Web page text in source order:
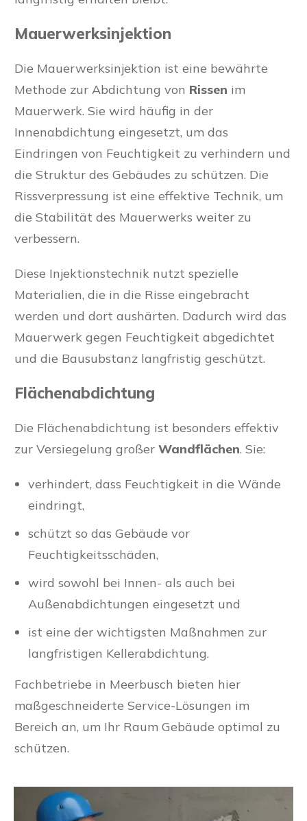
Mauerwerksinjektion
Die Mauerwerksinjektion ist eine bewährte
Methode zur Abdichtung von Rissen im
Mauerwerk. Sie wird häufig in der
Innenabdichtung eingesetzt, um das
Eindringen von Feuchtigkeit zu verhindern und
die Struktur des Gebäudes zu schützen. Die
Rissverpressung ist eine effektive Technik, um
die Stabilität des Mauerwerks weiter zu
verbessern.
Diese Injektionstechnik nutzt spezielle
Materialien, die in die Risse eingebracht
werden und dort aushärten. Dadurch wird das
Mauerwerk gegen Feuchtigkeit abgedichtet
und die Bausubstanz langfristig geschützt.
Flächenabdichtung
Die Flächenabdichtung ist besonders effektiv
zur Versiegelung großer Wandflächen. Sie:
verhindert, dass Feuchtigkeit in die Wände
eindringt,
schützt so das Gebäude vor
Feuchtigkeitsschäden,
wird sowohl bei Innen- als auch bei
Außenabdichtungen eingesetzt und
ist eine der wichtigsten Maßnahmen zur
langfristigen Kellerabdichtung.
Fachbetriebe in Meerbusch bieten hier
maßgeschneiderte Service-Lösungen im
Bereich an, um Ihr Raum Gebäude optimal zu
schützen.